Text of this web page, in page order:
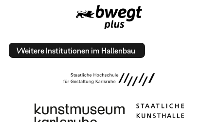
Weitere Institutionen im Hallenbau